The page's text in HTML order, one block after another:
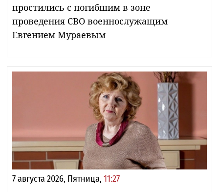
простились с погибшим в зоне
проведения СВО военнослужащим
Евгением Мураевым
7 августа 2026, Пятница, 11:27